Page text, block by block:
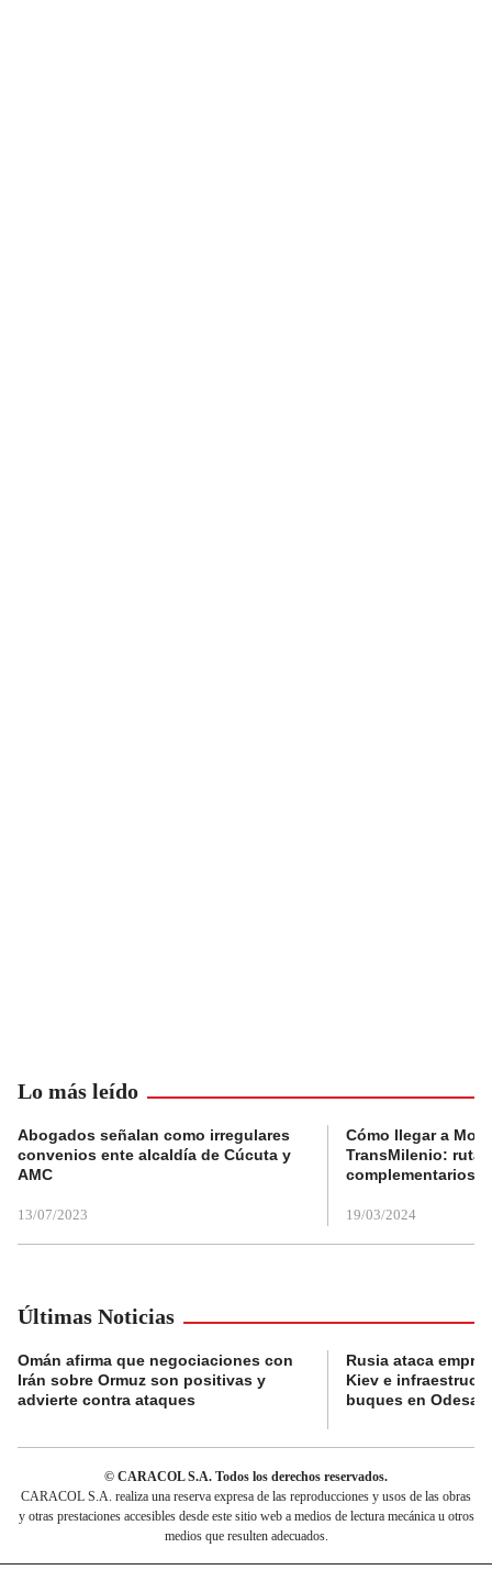
Lo más leído
Abogados señalan como irregulares
convenios ente alcaldía de Cúcuta y
AMC
13/07/2023
Cómo llegar a
TransMilenio:
complementarios
19/03/2024
Últimas Noticias
Omán afirma que negociaciones con
Irán sobre Ormuz son positivas y
advierte contra ataques
Rusia ataca
Kiev e
buques en Odesa
© CARACOL S.A. Todos los derechos reservados.
CARACOL S.A. realiza una reserva expresa de las reproducciones y usos de las obras
y otras prestaciones accesibles desde este sitio web a medios de lectura mecánica u otros
medios que resulten adecuados.